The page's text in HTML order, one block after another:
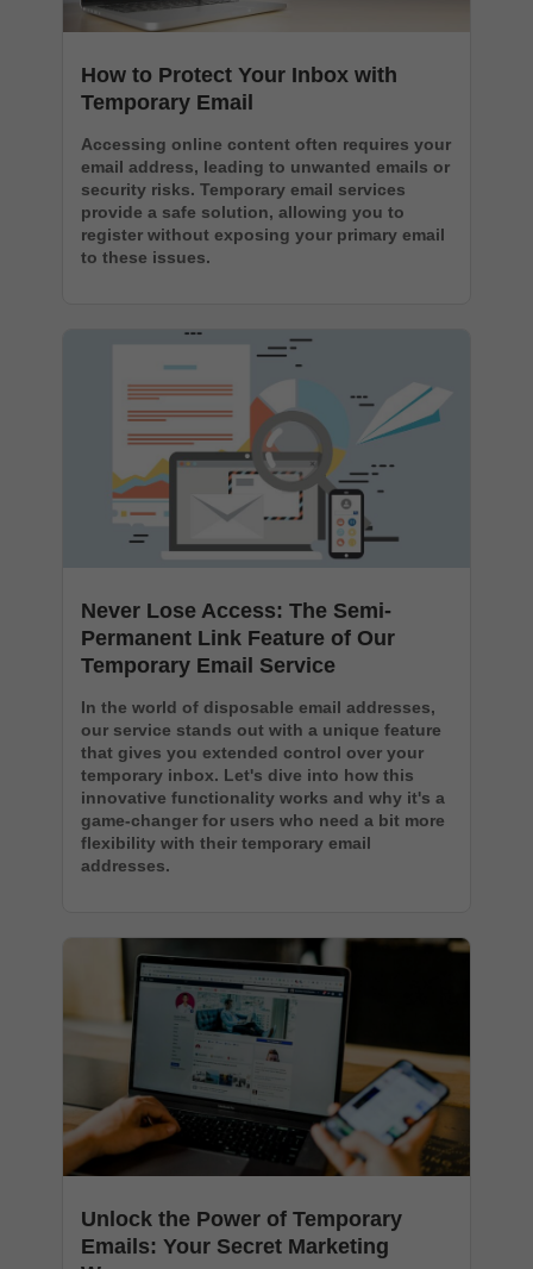
How to Protect Your Inbox with
Temporary Email
Accessing online content often requires your
email address, leading to unwanted emails or
security risks. Temporary email services
provide a safe solution, allowing you to
register without exposing your primary email
to these issues.
Never Lose Access: The Semi-
Permanent Link Feature of Our
Temporary Email Service
In the world of disposable email addresses,
our service stands out with a unique feature
that gives you extended control over your
temporary inbox. Let's dive into how this
innovative functionality works and why it's a
game-changer for users who need a bit more
flexibility with their temporary email
addresses.
Unlock the Power of Temporary
Emails: Your Secret Marketing